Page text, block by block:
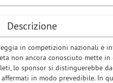
Descrizione
in competizioni nazionali e
non ancora conosciuto mette
lo sponsor si distinguerebbe
in modo prevedibile. In